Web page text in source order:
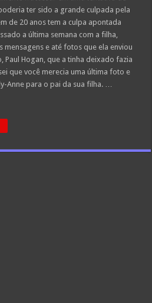
da
filha
ao
ex-
marido.
que
fez
de
seguida
ter sido a grande culpada pela
de 20 anos tem a culpa apontada
a última semana com a filha,
mensagens e até fotos que ela enviou
Paul Hogan, que a tinha deixado fazia
que você merecia uma última foto e
Anne para o pai da sua filha. …